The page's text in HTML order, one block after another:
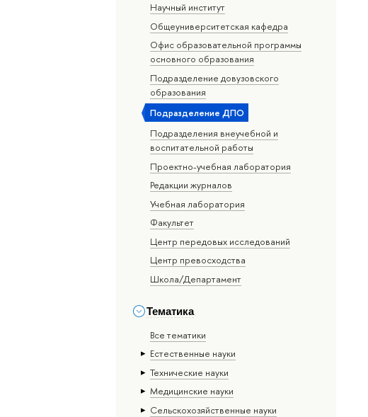
Научный институт
Общеуниверситетская кафедра
Офис образовательной программы
основного образования
Подразделение довузовского
образования
Подразделение ДПО
Подразделения внеучебной и
воспитательной работы
Проектно-учебная лаборатория
Редакции журналов
Учебная лаборатория
Факультет
Центр передовых исследований
Центр превосходства
Школа/Департамент
Тематика
Все тематики
Естественные науки
Тех­ничес­кие науки
Медицинские науки
Сельскохозяйственные науки